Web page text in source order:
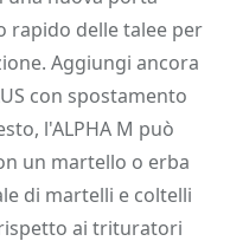
rapido delle talee per
Aggiungi ancora
con spostamento
l'ALPHA M può
un martello o erba
di martelli e coltelli
ai trituratori